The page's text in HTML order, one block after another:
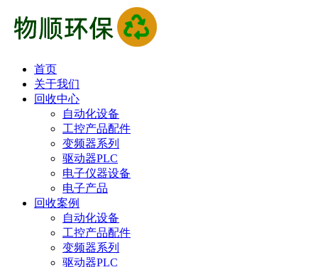
首页
关于我们
回收中心
自动化设备
工控产品配件
变频器系列
驱动器PLC
电子仪器设备
电子产品
回收案例
自动化设备
工控产品配件
变频器系列
驱动器PLC